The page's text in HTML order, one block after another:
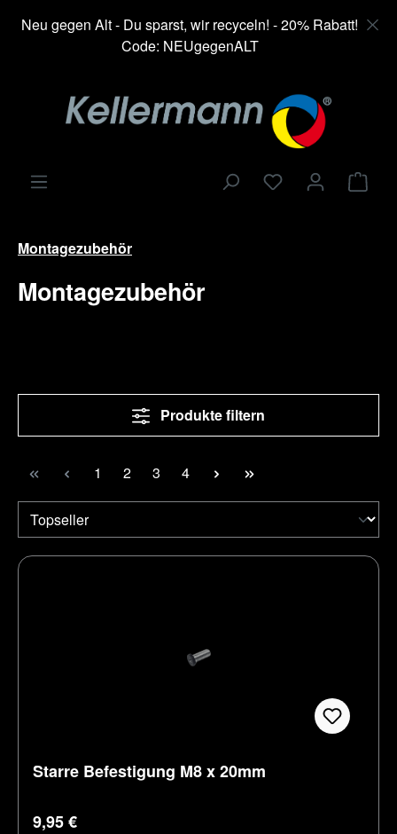
springen
Neu gegen Alt - Du sparst, wir recyceln! - 20% Rabatt!
Code: NEUgegenALT
Montagezubehör
Montagezubehör
Produkte filtern
Seite
1 Seite
2 Seite
3 Seite
4
Starre Befestigung M8 x 20mm
Regulärer Preis:
9,95 €